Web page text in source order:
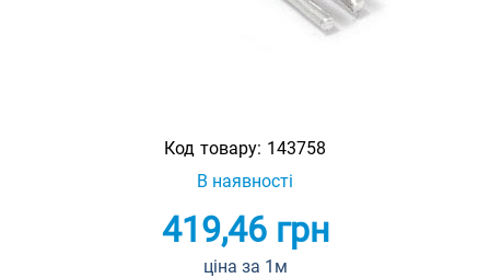
Код товару: 143758
В наявності
419,46грн
ціна за 1м